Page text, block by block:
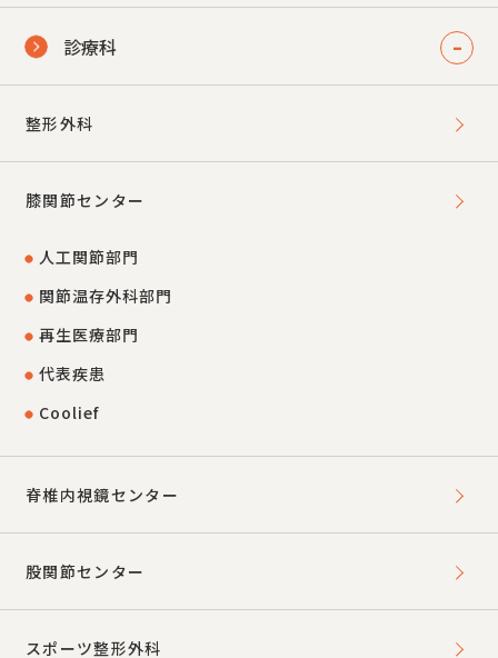
診療科
整形外科
膝関節センター
人工関節部門
関節温存外科部門
再生医療部門
代表疾患
Coolief
脊椎内視鏡センター
股関節センター
スポーツ整形外科